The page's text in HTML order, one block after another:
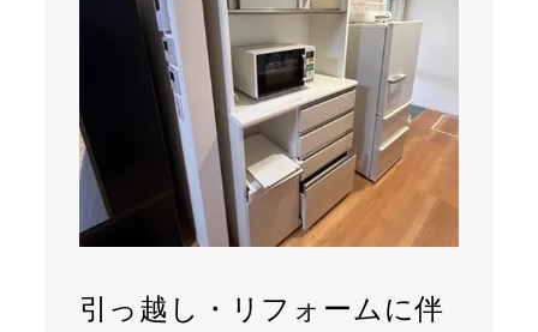
引っ越し・リフォームに伴